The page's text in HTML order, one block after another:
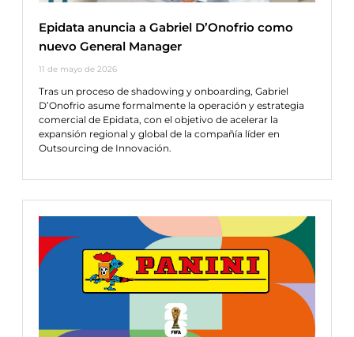
Epidata anuncia a Gabriel D’Onofrio como
nuevo General Manager
11 de mayo de 2026
Tras un proceso de shadowing y onboarding, Gabriel
D’Onofrio asume formalmente la operación y estrategia
comercial de Epidata, con el objetivo de acelerar la
expansión regional y global de la compañía líder en
Outsourcing de Innovación.